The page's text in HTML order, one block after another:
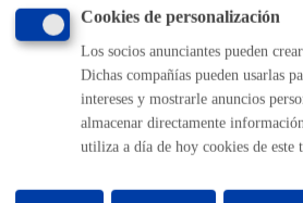
Ofertas de empleo
Perfil del contratante
Sede electrónica
Mapas - GeoDonostia
Cookies de personalización
Los socios anunciantes pueden
Dichas compañías pueden usarlas
intereses y mostrarle anuncios
almacenar directamente
utiliza a día de hoy cookies de este